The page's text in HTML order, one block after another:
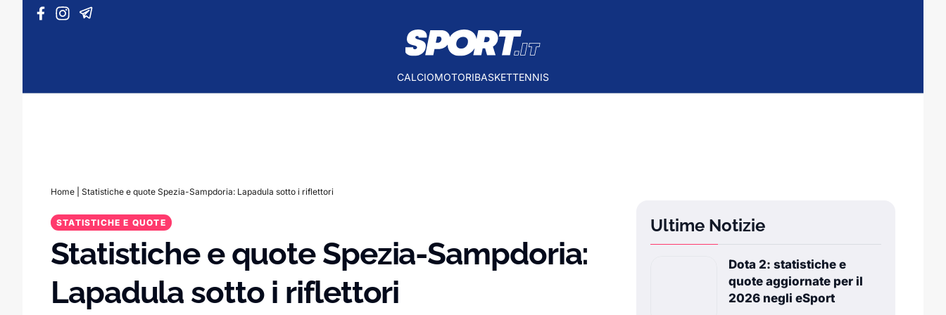
Vai al contenuto
CALCIOMOTORIBASKETTENNIS
Home Statistiche e quote Spezia-Sampdoria: Lapadula sotto i riflettori
STATISTICHE E QUOTE
Statistiche e quote Spezia-Sampdoria:
Lapadula sotto i riflettori
Ultime Notizie
Dota 2: statistiche e
quote aggiornate per il
2026 negli eSport